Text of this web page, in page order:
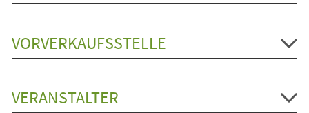
VORVERKAUFSSTELLE
VERANSTALTER